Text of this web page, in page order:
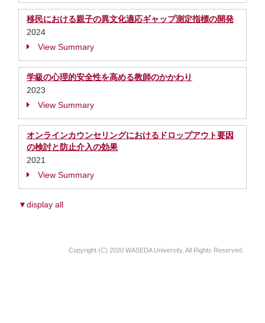
移民における親子の異文化適応ギャップ測定指標の開発
2024
View Summary
学級の心理的安全性を高める教師のかかわり
2023
View Summary
オンラインカウンセリングにおけるドロップアウト要因
の検討と防止介入の効果
2021
View Summary
▼display all
Copyright (C) 2020 WASEDA University, All Rights Reserved.